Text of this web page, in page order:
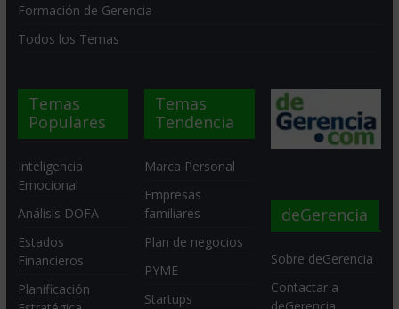
Formación de Gerencia
Todos los Temas
Temas
Populares
Inteligencia
Emocional
Análisis DOFA
Estados
Financieros
Planificación
Temas
Tendencia
Marca Personal
Empresas
familiares
Plan de negocios
PYME
Startups
deGerencia
Sobre deGerencia
Contactar a